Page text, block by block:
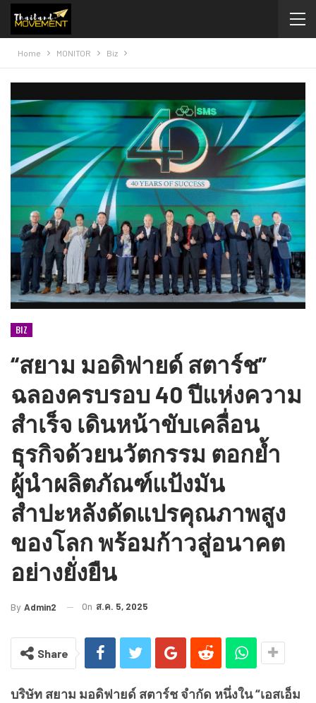
Home MONITOR Biz
BIZ
“สยาม มอดิฟายด์ สตาร์ช”
ฉลองครบรอบ 40 ปีแห่งความ
สำเร็จ เดินหน้าขับเคลื่อน
ธุรกิจด้วยนวัตกรรม ตอกย้ำ
ผู้นำผลิตภัณฑ์แป้งมัน
สำปะหลังดัดแปรคุณภาพสูง
ของโลก พร้อมก้าวสู่อนาคต
อย่างยั่งยืน
By Admin2 On ส.ค. 5, 2025
Share
บริษัท สยาม มอดิฟายด์ สตาร์ช จำกัด หนึ่งใน “เอสเอ็ม